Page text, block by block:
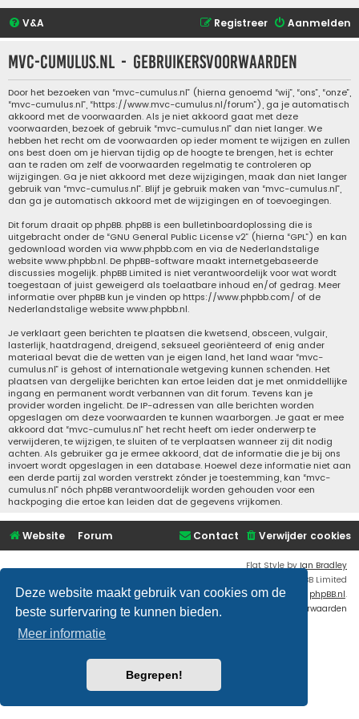
Deze website maakt gebruik van cookies om de
beste surfervaring te kunnen bieden.
Meer informatie
Begrepen!
V&A Aanmelden
Registreer
mvc-cumulus.nl - Gebruikersvoorwaarden
Door het bezoeken van “mvc-cumulus.nl” (hierna genoemd “wij”, “ons”, “onze”,
“mvc-cumulus.nl”, “https://www.mvc-cumulus.nl/forum”), ga je automatisch
akkoord met de voorwaarden. Als je niet akkoord gaat met deze
voorwaarden, bezoek of gebruik “mvc-cumulus.nl” dan niet langer. We
hebben het recht om de voorwaarden op ieder moment te wijzigen en zullen
ons best doen om je hiervan tijdig op de hoogte te brengen, het is echter
aan te raden om zelf de voorwaarden regelmatig te controleren op
wijzigingen. Ga je niet akkoord met deze wijzigingen, maak dan niet langer
gebruik van “mvc-cumulus.nl”. Blijf je gebruik maken van “mvc-cumulus.nl”,
dan ga je automatisch akkoord met de wijzigingen en of toevoegingen.
Dit forum draait op phpBB. phpBB is een bulletinboardoplossing die is
uitgebracht onder de “GNU General Public License v2” (hierna “GPL”) en kan
gedownload worden via www.phpbb.com en via de Nederlandstalige
websitewww.phpbb.nl. De phpBB-software maakt internetgebaseerde
discussies mogelijk. phpBB Limited is niet verantwoordelijk voor wat wordt
toegestaan of juist geweigerd als toelaatbare inhoud en/of gedrag. Meer
informatie over phpBB kun je vinden op https://www.phpbb.com/ of de
Nederlandstalige websitewww.phpbb.nl.
Je verklaart geen berichten te plaatsen die kwetsend, obsceen, vulgair,
lasterlijk, haatdragend, dreigend, seksueel georiënteerd of enig ander
materiaal bevat die de wetten van je eigen land, het land waar “mvc-
cumulus.nl” is gehost of internationale wetgeving kunnen schenden. Het
plaatsen van dergelijke berichten kan ertoe leiden dat je met onmiddellijke
ingang en permanent wordt verbannen van dit forum. Tevens kan je
provider worden ingelicht. De IP-adressen van alle berichten worden
opgeslagen om deze voorwaarden te kunnen waarborgen. Je gaat er mee
akkoord dat “mvc-cumulus.nl” het recht heeft om ieder onderwerp te
verwijderen, te wijzigen, te sluiten of te verplaatsen wanneer zij dit nodig
achten. Als gebruiker ga je ermee akkoord, dat de informatie die je bij ons
invoert wordt opgeslagen in een database. Hoewel deze informatie niet aan
een derde partij zal worden verstrekt zónder je toestemming, kan “mvc-
cumulus.nl” nóch phpBB verantwoordelijk worden gehouden voor een
hackpoging die ertoe kan leiden dat de gegevens vrijkomen.
Website Forum Verwijder cookies
Contact
Flat Style byIan Bradley
® Forum Software © phpBB Limited
Nederlandse vertaling door phpBB.nl.
Privacy
Gebruikersvoorwaarden